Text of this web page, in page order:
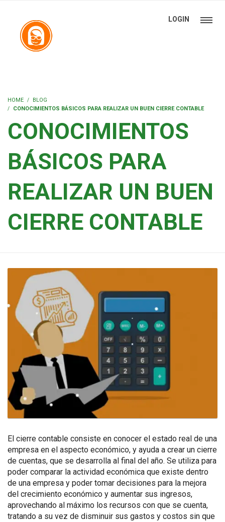
LOGIN
HOME
BLOG
CONOCIMIENTOS BÁSICOS PARA REALIZAR UN BUEN CIERRE CONTABLE
CONOCIMIENTOS
BÁSICOS PARA
REALIZAR UN BUEN
CIERRE CONTABLE
El cierre contable consiste en conocer el estado real de una
empresa en el aspecto económico, y ayuda a crear un cierre
de cuentas, que se desarrolla al final del año. Se utiliza para
poder comparar la actividad económica que existe dentro
de una empresa y poder tomar decisiones para la mejora
del crecimiento económico y aumentar sus ingresos,
aprovechando al máximo los recursos con que se cuenta,
tratando a su vez de disminuir sus gastos y costos sin que